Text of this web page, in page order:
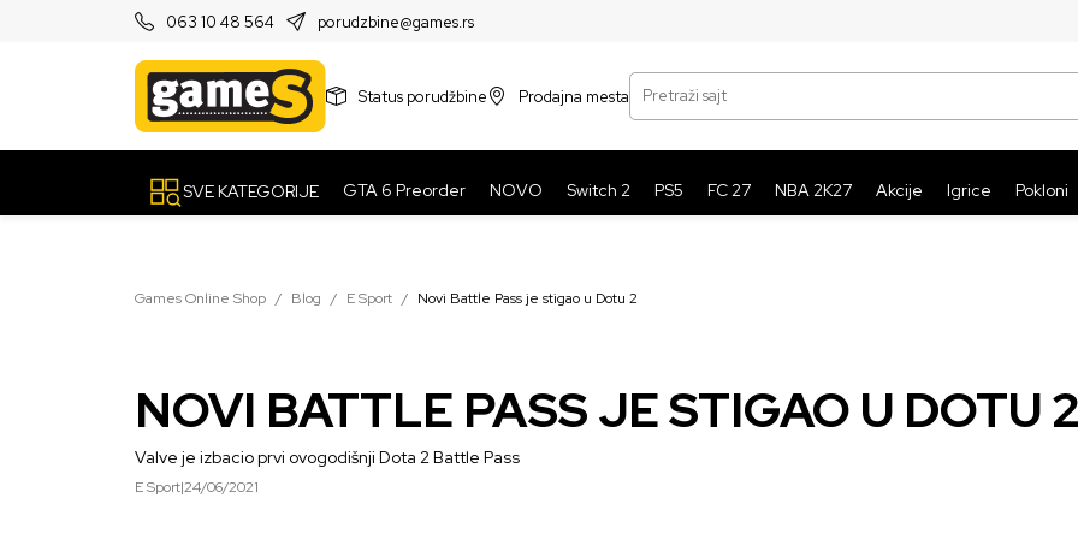
063 10 48 564 porudzbine@games.rs
PRODAVNICE
Status porudžbine Prodajna mesta
Pretraži sajt
SVE KATEGORIJE GTA 6 Preorder NOVO Switch 2 PS5 FC 27 NBA 2K27 Akcije Igrice Pokloni
Games Online Shop Blog E Sport Novi Battle Pass je stigao u Dotu 2
NOVI BATTLE PASS JE STIGAO U DOTU 2
Valve je izbacio prvi ovogodišnji Dota 2 Battle Pass
E Sport|24/06/2021